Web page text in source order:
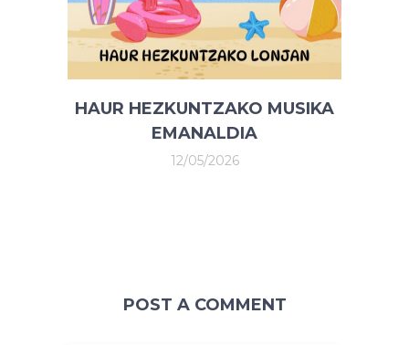
HAUR HEZKUNTZAKO MUSIKA
EMANALDIA
12/05/2026
POST A COMMENT